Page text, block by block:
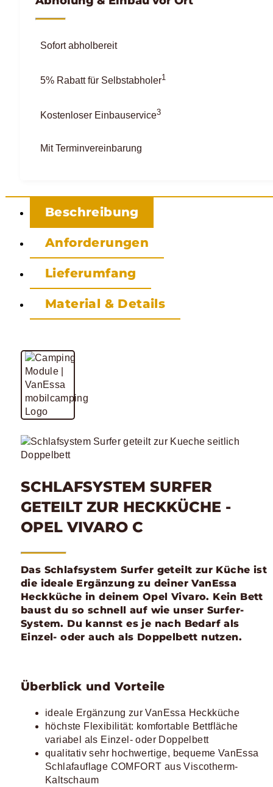
Sofort abholbereit
5% Rabatt für Selbstabholer1
Kostenloser Einbauservice3
Mit Terminvereinbarung
Beschreibung
Anforderungen
Lieferumfang
Material & Details
SCHLAFSYSTEM SURFER
GETEILT ZUR HECKKÜCHE -
OPEL VIVARO C
Das Schlafsystem Surfer geteilt zur Küche ist
die ideale Ergänzung zu deiner VanEssa
Heckküche in deinem Opel Vivaro. Kein Bett
baust du so schnell auf wie unser Surfer-
System. Du kannst es je nach Bedarf als
Einzel- oder auch als Doppelbett nutzen.
Überblick und Vorteile
ideale Ergänzung zur VanEssa Heckküche
höchste Flexibilität: komfortable Bettfläche
variabel als Einzel- oder Doppelbett
qualitativ sehr hochwertige, bequeme VanEssa
Schlafauflage COMFORT aus Viscotherm-
Kaltschaum